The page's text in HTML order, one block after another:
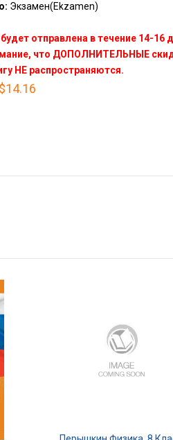
Экзамен(Ekzamen)
отправлена в течение 14-16
что ДОПОЛНИТЕЛЬНЫЕ
НЕ распространяются.
$14.16